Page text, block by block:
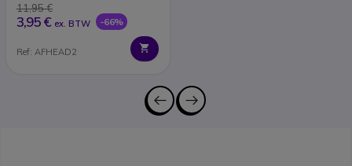
11,95 €
3,95 € ex. BTW -66%
Ref: AFHEAD2